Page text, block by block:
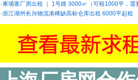
·柬埔寨厂房出租 ｜ 1号路 3000㎡（可租1000平，需
·浙江湖州长兴物流港稀缺高标仓库出租 6000平起租